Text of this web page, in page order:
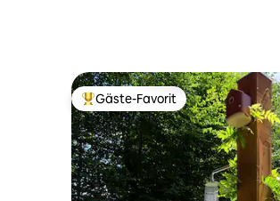
Beliebter Gäste-Favorit.
Gäste-Favorit